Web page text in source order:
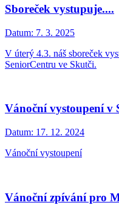
Sboreček vystupuje....
Datum: 7. 3. 2025
V úterý 4.3. náš sboreček
SeniorCentru ve Skutči.
Vánoční vystoupení v
Datum: 17. 12. 2024
Vánoční vystoupení
Vánoční zpívání pro